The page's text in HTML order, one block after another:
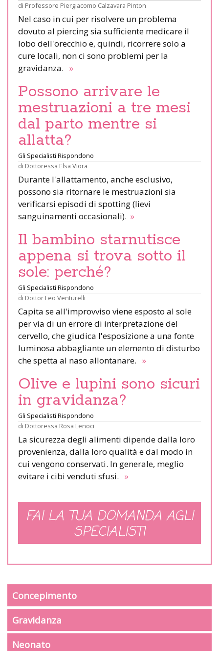
di Professore Piergiacomo Calzavara Pinton
Nel caso in cui per risolvere un problema
dovuto al piercing sia sufficiente medicare il
lobo dell'orecchio e, quindi, ricorrere solo a
cure locali, non ci sono problemi per la
gravidanza. »
Possono arrivare le
mestruazioni a tre mesi
dal parto mentre si
allatta?
Gli Specialisti Rispondono
di Dottoressa Elsa Viora
Durante l'allattamento, anche esclusivo,
possono sia ritornare le mestruazioni sia
verificarsi episodi di spotting (lievi
sanguinamenti occasionali). »
Il bambino starnutisce
appena si trova sotto il
sole: perché?
Gli Specialisti Rispondono
di Dottor Leo Venturelli
Capita se all'improvviso viene esposto al sole
per via di un errore di interpretazione del
cervello, che giudica l'esposizione a una fonte
luminosa abbagliante un elemento di disturbo
che spetta al naso allontanare. »
Olive e lupini sono sicuri
in gravidanza?
Gli Specialisti Rispondono
di Dottoressa Rosa Lenoci
La sicurezza degli alimenti dipende dalla loro
provenienza, dalla loro qualità e dal modo in
cui vengono conservati. In generale, meglio
evitare i cibi venduti sfusi. »
FAI LA TUA DOMANDA AGLI
SPECIALISTI
Concepimento
Gravidanza
Neonato